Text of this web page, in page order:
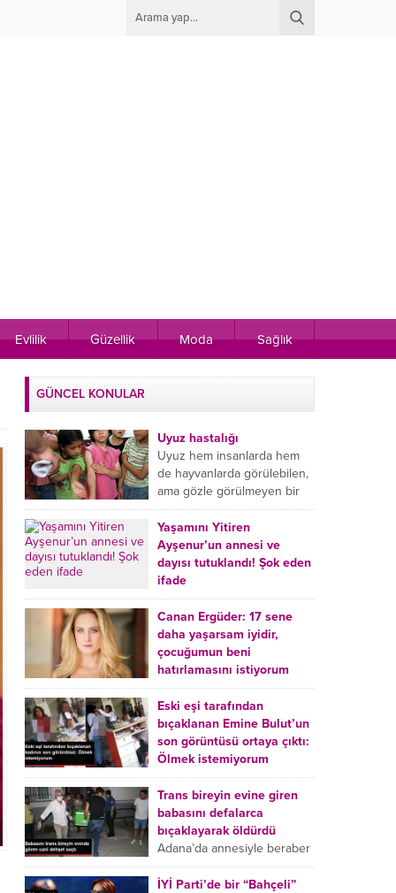
Evlilik Güzellik Moda Sağlık
GÜNCEL KONULAR
Uyuz hastalığı
Uyuz hem insanlarda hem
de hayvanlarda görülebilen,
ama gözle görülmeyen bir
tür mikroplu böcek
hastalığıdır. Uyuz hastalığı
(Urticaria), deride veya...
Yaşamını Yitiren
Ayşenur’un annesi ve
dayısı tutuklandı! Şok eden
ifade
Burdur’da yatağında ölü
bulunan Ayşenur Kazık’ın (2)
annesi Kader Karadeniz (23)
ile dayısı Hızır Tunç
Çetinkaya (19) tutuklandı.
Çetinkaya, ifadesinde...
Canan Ergüder: 17 sene
daha yaşarsam iyidir,
çocuğumun beni
hatırlamasını istiyorum
Kanser tedavisi gören ünlü
oyuncu Canan Ergüder,
hastalık sürecini anlattı:
Meme kanserine yakalanan
ünlü oyuncu Canan Ergüder
aklıma ilk ölümün...
Eski eşi tarafından
bıçaklanan Emine Bulut’un
son görüntüsü ortaya çıktı:
Ölmek istemiyorum
Kırıkkale’de eski eşi
tarafından boğazından
bıçaklanan Emine Bulut’un
“Ben ölmek istemiyorum”
demesi ve yanında bulunan
10 yaşındaki kızının “Anne
lütfen...
Trans bireyin evine giren
babasını defalarca
bıçaklayarak öldürdü
Adana’da annesiyle beraber
takip ettiği babasının trans
bireyin evine girdiği gören
İYİ Parti’de bir “Bahçeli”